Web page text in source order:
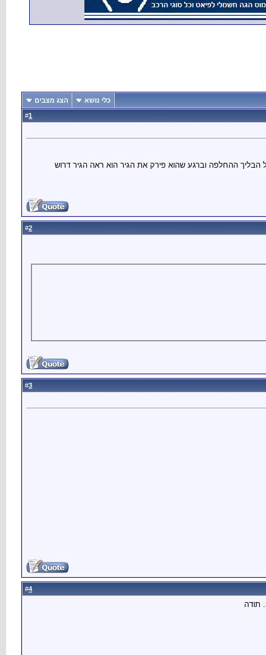
כלי נושא הצג מצבים
1
מקורי כולל עבודה. המוסכניק התחיל הבליך ההחלפה וברגע שהוא פירק את הגיר הוא ראה הגיר דרוש
2
3
4
תודה